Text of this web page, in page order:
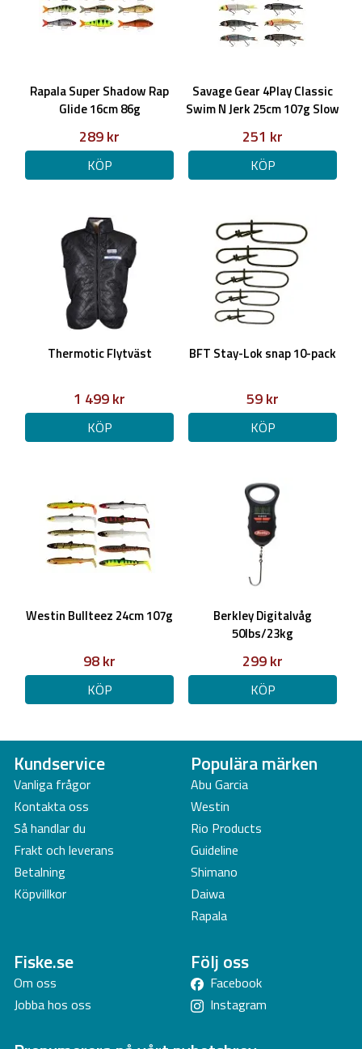
Rapala Super Shadow Rap
Glide 16cm 86g
289 kr
KÖP
Savage Gear 4Play Classic
Swim N Jerk 25cm 107g Slow
251 kr
KÖP
Thermotic Flytväst
1 499 kr
KÖP
BFT Stay-Lok snap 10-pack
59 kr
KÖP
Westin Bullteez 24cm 107g
98 kr
KÖP
Berkley Digitalvåg
50lbs/23kg
299 kr
KÖP
Kundservice
Vanliga frågor
Kontakta oss
Så handlar du
Frakt och leverans
Betalning
Köpvillkor
Populära märken
Abu Garcia
Westin
Rio Products
Guideline
Shimano
Daiwa
Rapala
Fiske.se
Om oss
Jobba hos oss
Följ oss
Facebook
Instagram